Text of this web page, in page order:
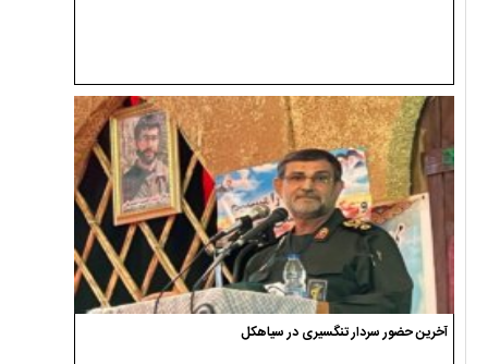
آخرین حضور سردار تنگسیری در سیاهکل